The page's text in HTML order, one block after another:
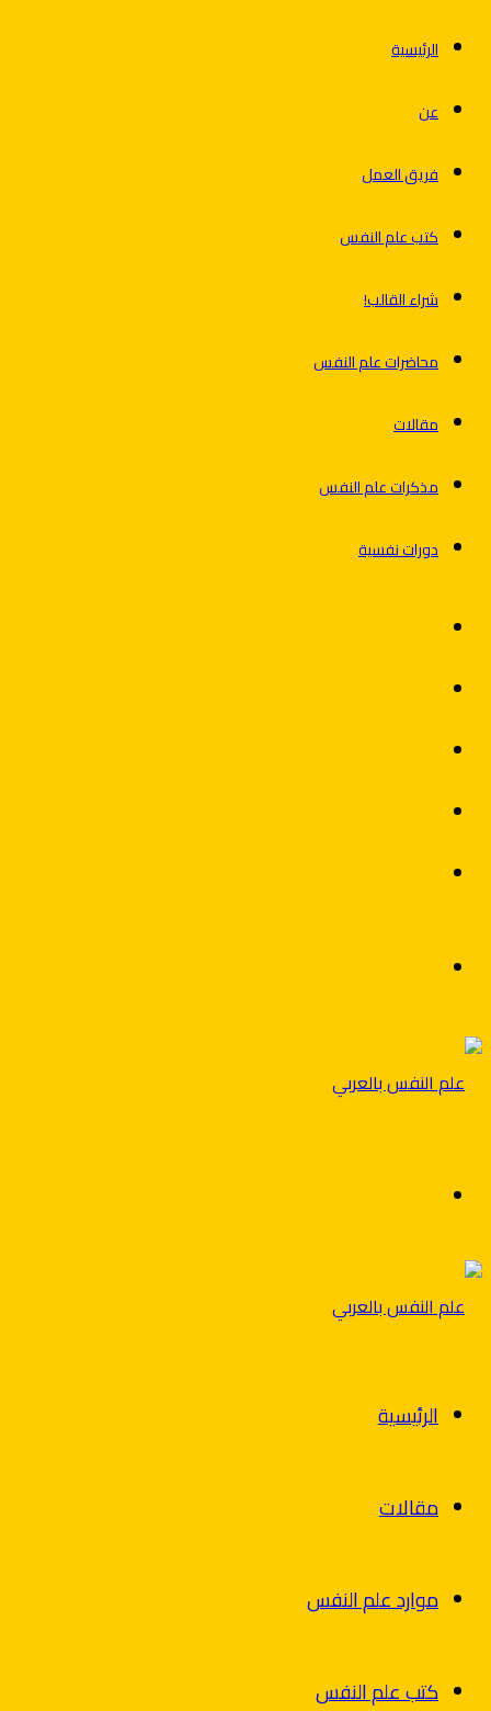
الرئيسية
عن
فريق العمل
كتب علم النفس
شراء القالب!
محاضرات علم النفس
مقالات
مذكرات علم النفس
دورات نفسية
الرئيسية
مقالات
موارد علم النفس
كتب علم النفس